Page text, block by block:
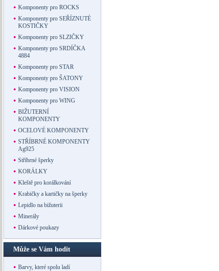
Komponenty pro ROCKS
Komponenty pro SEŘÍZNUTÉ
KOSTIČKY
Komponenty pro SLZIČKY
Komponenty pro SRDÍČKA
4884
Komponenty pro STAR
Komponenty pro ŠATONY
Komponenty pro VISION
Komponenty pro WING
BIŽUTERNÍ
KOMPONENTY
OCELOVÉ KOMPONENTY
STŘÍBRNÉ KOMPONENTY
Ag925
Stříbrné šperky
KORÁLKY
Kleště pro korálkování
Krabičky a kartičky na šperky
Lepidlo na bižuterii
Minerály
Dárkové poukazy
Může se Vám hodit
Barvy, které spolu ladí